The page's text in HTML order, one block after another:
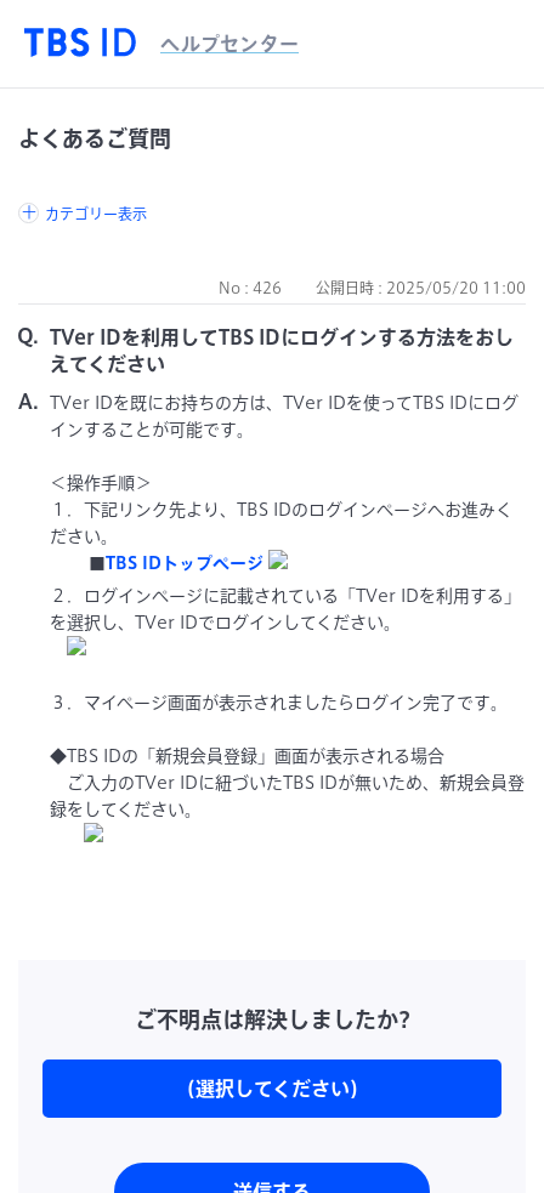
ヘルプセンター
カテゴリー表示
No : 426 公開日時 : 2025/05/20 11:00
TVer IDを利用してTBS IDにログインする方法をおし
えてください
TVer IDを既にお持ちの方は、TVer IDを使ってTBS IDにログ
インすることが可能です。
＜操作手順＞
１．下記リンク先より、TBS IDのログインページへお進みく
ださい。
TBS IDトップページ
２．ログインページに記載されている「TVer IDを利用する」
を選択し、TVer IDでログインしてください。
３．マイページ画面が表示されましたらログイン完了です。
◆TBS IDの「新規会員登録」画面が表示される場合
ご入力のTVer IDに紐づいたTBS IDが無いため、新規会員登
録をしてください。
ご不明点は解決しましたか?
(選択してください)